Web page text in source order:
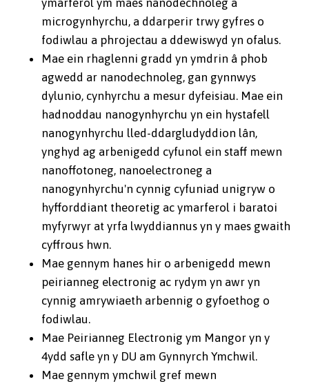
ymarferol ym maes nanodechnoleg a
microgynhyrchu, a ddarperir trwy gyfres o
fodiwlau a phrojectau a ddewiswyd yn ofalus.
Mae ein rhaglenni gradd yn ymdrin â phob
agwedd ar nanodechnoleg, gan gynnwys
dylunio, cynhyrchu a mesur dyfeisiau. Mae ein
hadnoddau nanogynhyrchu yn ein hystafell
nanogynhyrchu lled-ddargludyddion lân,
ynghyd ag arbenigedd cyfunol ein staff mewn
nanoffotoneg, nanoelectroneg a
nanogynhyrchu'n cynnig cyfuniad unigryw o
hyfforddiant theoretig ac ymarferol i baratoi
myfyrwyr at yrfa lwyddiannus yn y maes gwaith
cyffrous hwn.
Mae gennym hanes hir o arbenigedd mewn
peirianneg electronig ac rydym yn awr yn
cynnig amrywiaeth arbennig o gyfoethog o
fodiwlau.
Mae Peirianneg Electronig ym Mangor yn y
4ydd safle yn y DU am Gynnyrch Ymchwil.
Mae gennym ymchwil gref mewn